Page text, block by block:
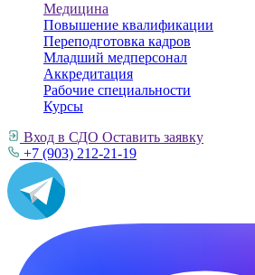
Медицина
Повышение квалификации
Переподготовка кадров
Младший медперсонал
Аккредитация
Рабочие специальности
Курсы
Вход в СДО Оставить заявку
+7 (903) 212-21-19